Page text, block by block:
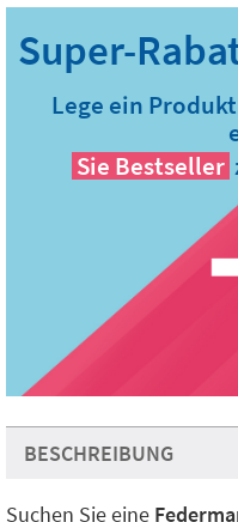
Lege ein
Sie Bestseller
BESCHREIBUNG
Suchen Sie eine